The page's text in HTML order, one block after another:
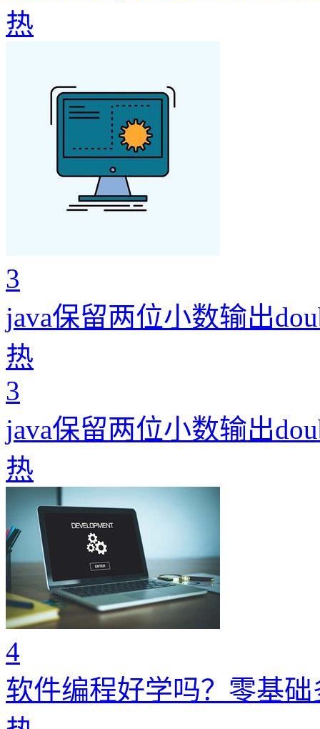
热
3
java保留两位小数输出
热
3
java保留两位小数输出
热
4
软件编程好学吗？零基